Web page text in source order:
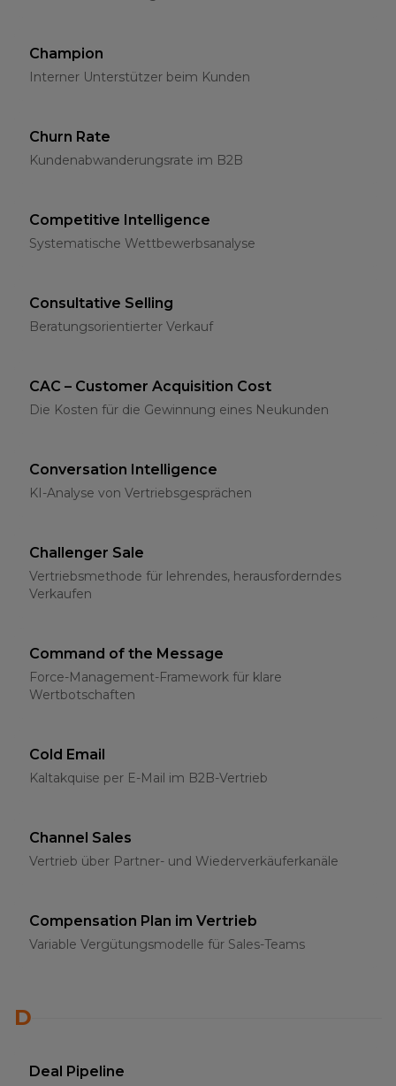
Champion
Interner Unterstützer beim Kunden
Churn Rate
Kundenabwanderungsrate im B2B
Competitive Intelligence
Systematische Wettbewerbsanalyse
Consultative Selling
Beratungsorientierter Verkauf
CAC – Customer Acquisition Cost
Die Kosten für die Gewinnung eines Neukunden
Conversation Intelligence
KI-Analyse von Vertriebsgesprächen
Challenger Sale
Vertriebsmethode für lehrendes, herausforderndes
Verkaufen
Command of the Message
Force-Management-Framework für klare
Wertbotschaften
Cold Email
Kaltakquise per E-Mail im B2B-Vertrieb
Channel Sales
Vertrieb über Partner- und Wiederverkäuferkanäle
Compensation Plan im Vertrieb
Variable Vergütungsmodelle für Sales-Teams
D
Deal Pipeline